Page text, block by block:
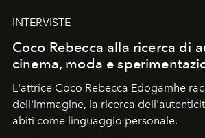
INTERVISTE
Coco Rebecca alla ricerca di
cinema, moda e
L'attrice Coco Rebecca Edogamhe
dell'immagine, la ricerca
abiti come linguaggio personale.